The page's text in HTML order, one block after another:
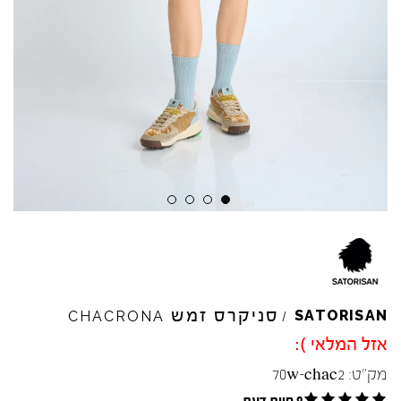
SATORISAN
/ סניקרס זמש CHACRONA
אזל המלאי ):
מק"ט: 70w-chac2